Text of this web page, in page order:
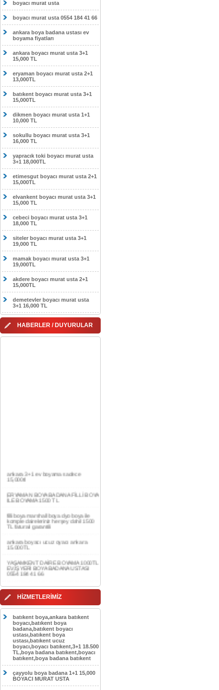
boyacı murat usta
boyacı murat usta 0554 184 41 66
ankara boya badana ustası ev
boyama fiyatları
ankara boyacı murat usta 3+1
15,000 TL
eryaman boyacı murat usta 2+1
13,000TL
batıkent boyacı murat usta 3+1
15,000TL
dikmen boyacı murat usta 1+1
10,000 TL
sokullu boyacı murat usta 3+1
16,000 TL
yapracık toki boyacı murat usta
3+1 18,000TL
etimesgut boyacı murat usta 2+1
15,000TL
elvankent boyacı murat usta 3+1
15,000 TL
cebeci boyacı murat usta 3+1
18,000 TL
siteler boyacı murat usta 3+1
19,000 TL
mamak boyacı murat usta 3+1
19,000TL
akdere boyacı murat usta 2+1
15,000TL
demetevler boyacı murat usta
3+1 16,000 TL
HABERLER / DUYURULAR
ERYAMAN BOYA BADANA FİLLİ BOYA
İLE BOYAMA 1500 TL
filli boya marshall boya dyo boya ile
komple daireleriniz herşey dahil 1500
ankara boyacı ucuz oyacı ankara
15.000TL
YAŞAMKENT DAİRE BOYAMA 1000TL
EV,İŞYERİ BOYA BADANA USTASI
AKDERE DAİRE BOYAMA 1000TL
EV,İŞYERİ BOYA BADANA USTASI
CEBECİ DAİRE BOYAMA 1000TL
0554 184 41 66
HASKÖY DAİRE BOYAMA 1000TL
EV,İŞYERİ BOYA BADANA USTASI
0554 184 41 66
GÖLBAŞI DAİRE BOYAMA 1000TL
EV,İŞYERİ BOYA BADANA USTASI
0554 184 41 66
SOKULLU DAİRE BOYAMA 1000TL
HİZMETLERİMİZ
batıkent boya,ankara batıkent
boyacı,batıkent boya
badana,batıkent boyacı
ustası,batıkent boya
ustası,batıkent ucuz
boyacı,boyacı batıkent,3+1 18.500
TL,boya badana batıkent,boyacı
batıkent,boya badana batıkent
çayyolu boya badana 1+1 15,000
BOYACI MURAT USTA